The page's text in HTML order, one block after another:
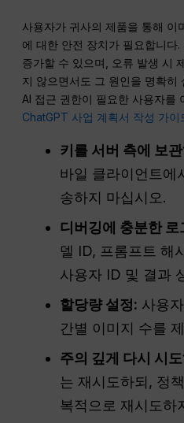
사용자가 귀사의 제품을 통해 이
에 대한 안전 장치가 필요합니다
증가할 수 있으며, 오류 발생 시
지 않으면서도 그 원인을 명확히
AI 접근 권한이 필요한 사용자를
ChatGPT 사업 계획서 작성 가이
키를 서버 측에 보
바일 클라이언트에
송하지 마십시오.
디버깅에 충분한
델 ID, 프롬프트 해
사용자 ID 및 결과
할당량 설정: 사용
간별 이미지 수를
주의 깊게 다시 시
는 재시도하되, 정
복적으로 재시도하